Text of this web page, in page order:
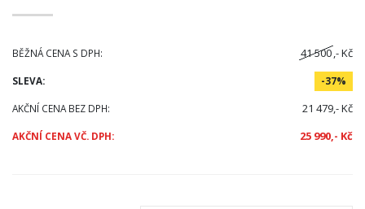
BĚŽNÁ CENA S DPH: 41 500,- Kč
SLEVA: -37%
AKČNÍ CENA BEZ DPH: 21 479,- Kč
AKČNÍ CENA VČ. DPH: 25 990,- Kč